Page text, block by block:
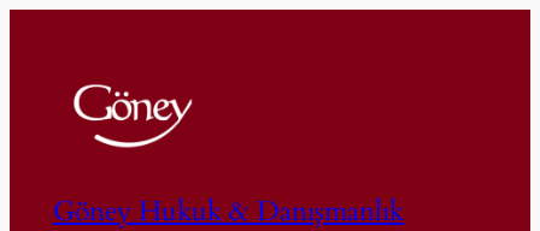
Göney Hukuk & Danışmanlık